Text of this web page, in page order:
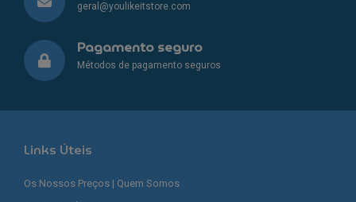
geral@youlikeitstore.com
Pagamento seguro
Métodos de pagamento seguros
Links Úteis
Os Nossos Preços | Quem Somos